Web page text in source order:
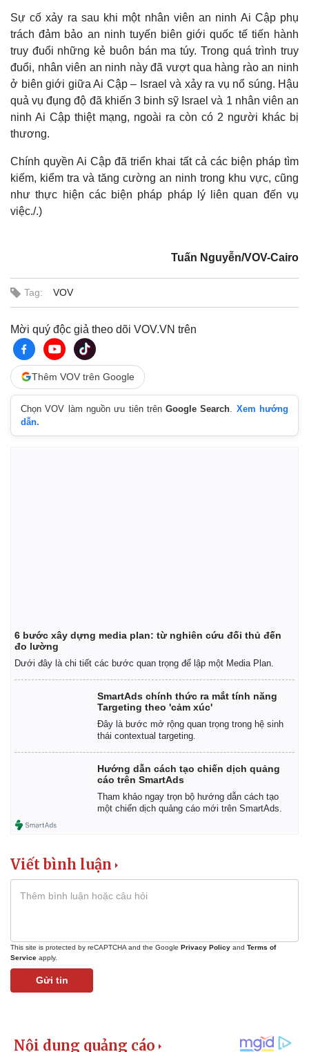
Sự cố xảy ra sau khi một nhân viên an ninh Ai Cập phụ
trách đảm bảo an ninh tuyến biên giới quốc tế tiến hành
truy đuổi những kẻ buôn bán ma túy. Trong quá trình truy
đuổi, nhân viên an ninh này đã vượt qua hàng rào an ninh
ở biên giới giữa Ai Cập – Israel và xảy ra vụ nổ súng. Hậu
quả vụ đụng độ đã khiến 3 binh sỹ Israel và 1 nhân viên an
ninh Ai Cập thiệt mạng, ngoài ra còn có 2 người khác bị
thương.
Chính quyền Ai Cập đã triển khai tất cả các biện pháp tìm
kiếm, kiểm tra và tăng cường an ninh trong khu vực, cũng
như thực hiện các biện pháp pháp lý liên quan đến vụ
việc./.)
Tuấn Nguyễn/VOV-Cairo
Tag: VOV
Mời quý độc giả theo dõi VOV.VN trên
Thêm VOV trên Google
Chọn VOV làm nguồn ưu tiên trênGoogle Search
Xem hướng
dẫn.
6 bước xây dựng media plan: từ nghiên cứu đối thủ đến
đo lường
Dưới đây là chi tiết các bước quan trọng để lập một Media Plan.
SmartAds chính thức ra mắt tính năng
Targeting theo 'cảm xúc'
Đây là bước mở rộng quan trọng trong hệ sinh
thái contextual targeting.
Hướng dẫn cách tạo chiến dịch quảng
cáo trên SmartAds
Tham khảo ngay trọn bộ hướng dẫn cách tạo
một chiến dịch quảng cáo mới trên SmartAds.
Viết bình luận
This site is protected by reCAPTCHA and the Google Privacy Policy and Terms of
Service apply.
Gửi tin